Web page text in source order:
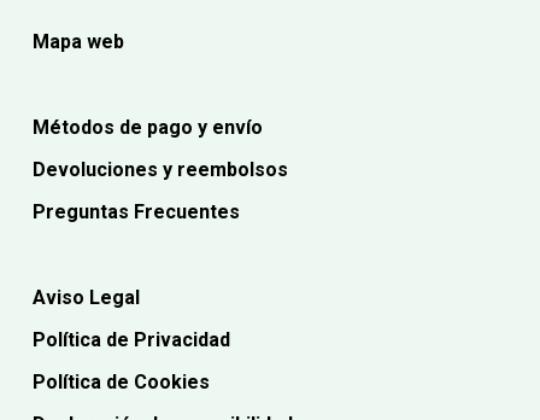
Mapa web
Métodos de pago y envío
Devoluciones y reembolsos
Preguntas Frecuentes
Aviso Legal
Política de Privacidad
Política de Cookies